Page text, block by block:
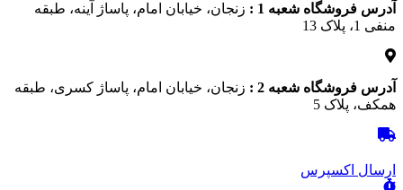
آدرس فروشگاه شعبه 1 :
زنجان، خیابان امام، پاساژ آینه، طبقه
منفی 1، پلاک 13
آدرس فروشگاه شعبه 2 :
زنجان، خیابان امام، پاساژ کسری، طبقه
همکف، پلاک 5
ارسال اکسپرس